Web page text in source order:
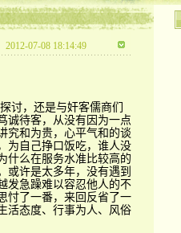
2012-07-08 18:14:49
，还是与奸客儒商们
诚待客，从没有因为一点
究和为贵，心平气和的谈
为自己挣口饭吃，谁人没
什么在服务水准比较高的
或许是太多年，没有遇到
发急躁难以容忍他人的不
忖了一番，来回反省了一
活态度、行事为人、风俗